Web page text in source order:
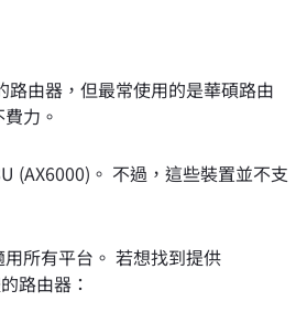
由器，但最常使用的是華碩路由
力。
(AX6000)。 不過，這些裝置並不支
所有平台。 若想找到提供
路由器：